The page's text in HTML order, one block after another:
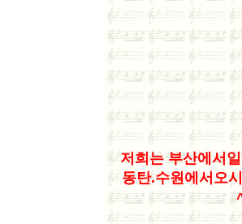
저희는 부산에서
동탄.수원에서오